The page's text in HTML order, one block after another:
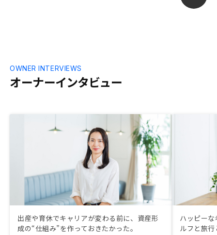
るうちに自分の頭の中で整理されて、中長
期的な投資がシックリ来たため不動産投資
に決めた。 4.契約までの手続きで感じた点
DXが進んでいるのが肌で感じるくらい手
続きが効率化されていた。かと言って手抜
きをしている訳ではないので不安もなかっ
た。不動産投資に対するイメージが、世間
的にはハードルが高い・怪しい、といった
ものが根強いので、 ①ＣＭ等の露出を増
やす ②フロンターレのようにプロスポー
ツへのスポンサー出資を増やす、もしくは
プロバスケのような成長期に入っているプ
ん。 ③社会的貢献としてSDGsを意識した
活動 等で、RENOSYを身近に感じる様にす
オーナーインタビュー
OWNER INTERVIEWS
出産や育休でキャリアが変わる前に、資産形
成の“仕組み”を作っておきたかった。
ハッピー
ルフと旅